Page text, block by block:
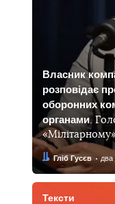
Власник
розповідає
оборонних
органами.
Автор:
Гліб Гусєв
Дата: два
Тексти